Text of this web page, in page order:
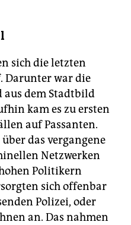
sich die letzten
Darunter war die
aus dem Stadtbild
kam es zu ersten
auf Passanten.
das vergangene
Netzwerken
Politikern
sich offenbar
Polizei, oder
an. Das nahmen